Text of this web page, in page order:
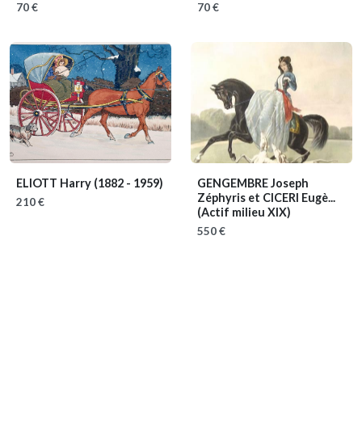
70 € 70 €
ELIOTT Harry (1882 - 1959)
210 €
GENGEMBRE Joseph
Zéphyris et CICERI Eugè...
(Actif milieu XIX)
550 €